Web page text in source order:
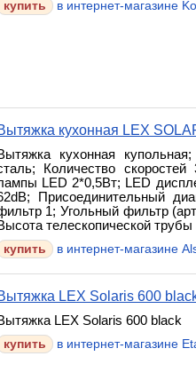
в интернет-магазине
кухонная LEX
кухонная
Количество
LED 2*0,5Вт; LED
Присоединительный
1; Угольный фильтр
телескопической
в интернет-магазине
LEX Solaris 600
LEX Solaris 600 black
в интернет-магазине